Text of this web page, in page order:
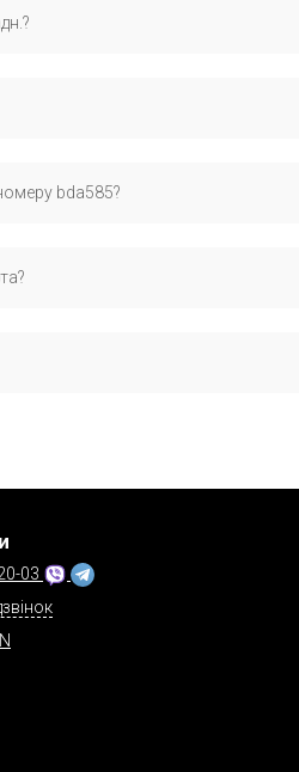
bda585?
роботу.
03